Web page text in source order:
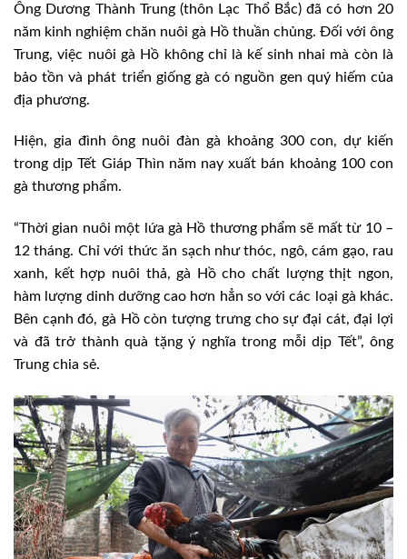
Ông Dương Thành Trung (thôn Lạc Thổ Bắc) đã có hơn 20
năm kinh nghiệm chăn nuôi gà Hồ thuần chủng. Đối với ông
Trung, việc nuôi gà Hồ không chỉ là kế sinh nhai mà còn là
bảo tồn và phát triển giống gà có nguồn gen quý hiếm của
địa phương.
Hiện, gia đình ông nuôi đàn gà khoảng 300 con, dự kiến
trong dịp Tết Giáp Thìn năm nay xuất bán khoảng 100 con
gà thương phẩm.
“Thời gian nuôi một lứa gà Hồ thương phẩm sẽ mất từ 10 –
12 tháng. Chỉ với thức ăn sạch như thóc, ngô, cám gạo, rau
xanh, kết hợp nuôi thả, gà Hồ cho chất lượng thịt ngon,
hàm lượng dinh dưỡng cao hơn hẳn so với các loại gà khác.
Bên cạnh đó, gà Hồ còn tượng trưng cho sự đại cát, đại lợi
và đã trở thành quà tặng ý nghĩa trong mỗi dịp Tết”, ông
Trung chia sẻ.